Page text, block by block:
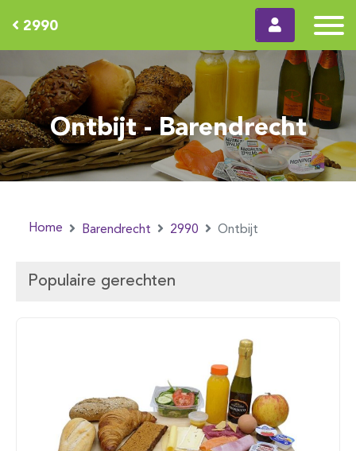
2990
Ontbijt - Barendrecht
Home Barendrecht 2990 Ontbijt
Populaire gerechten